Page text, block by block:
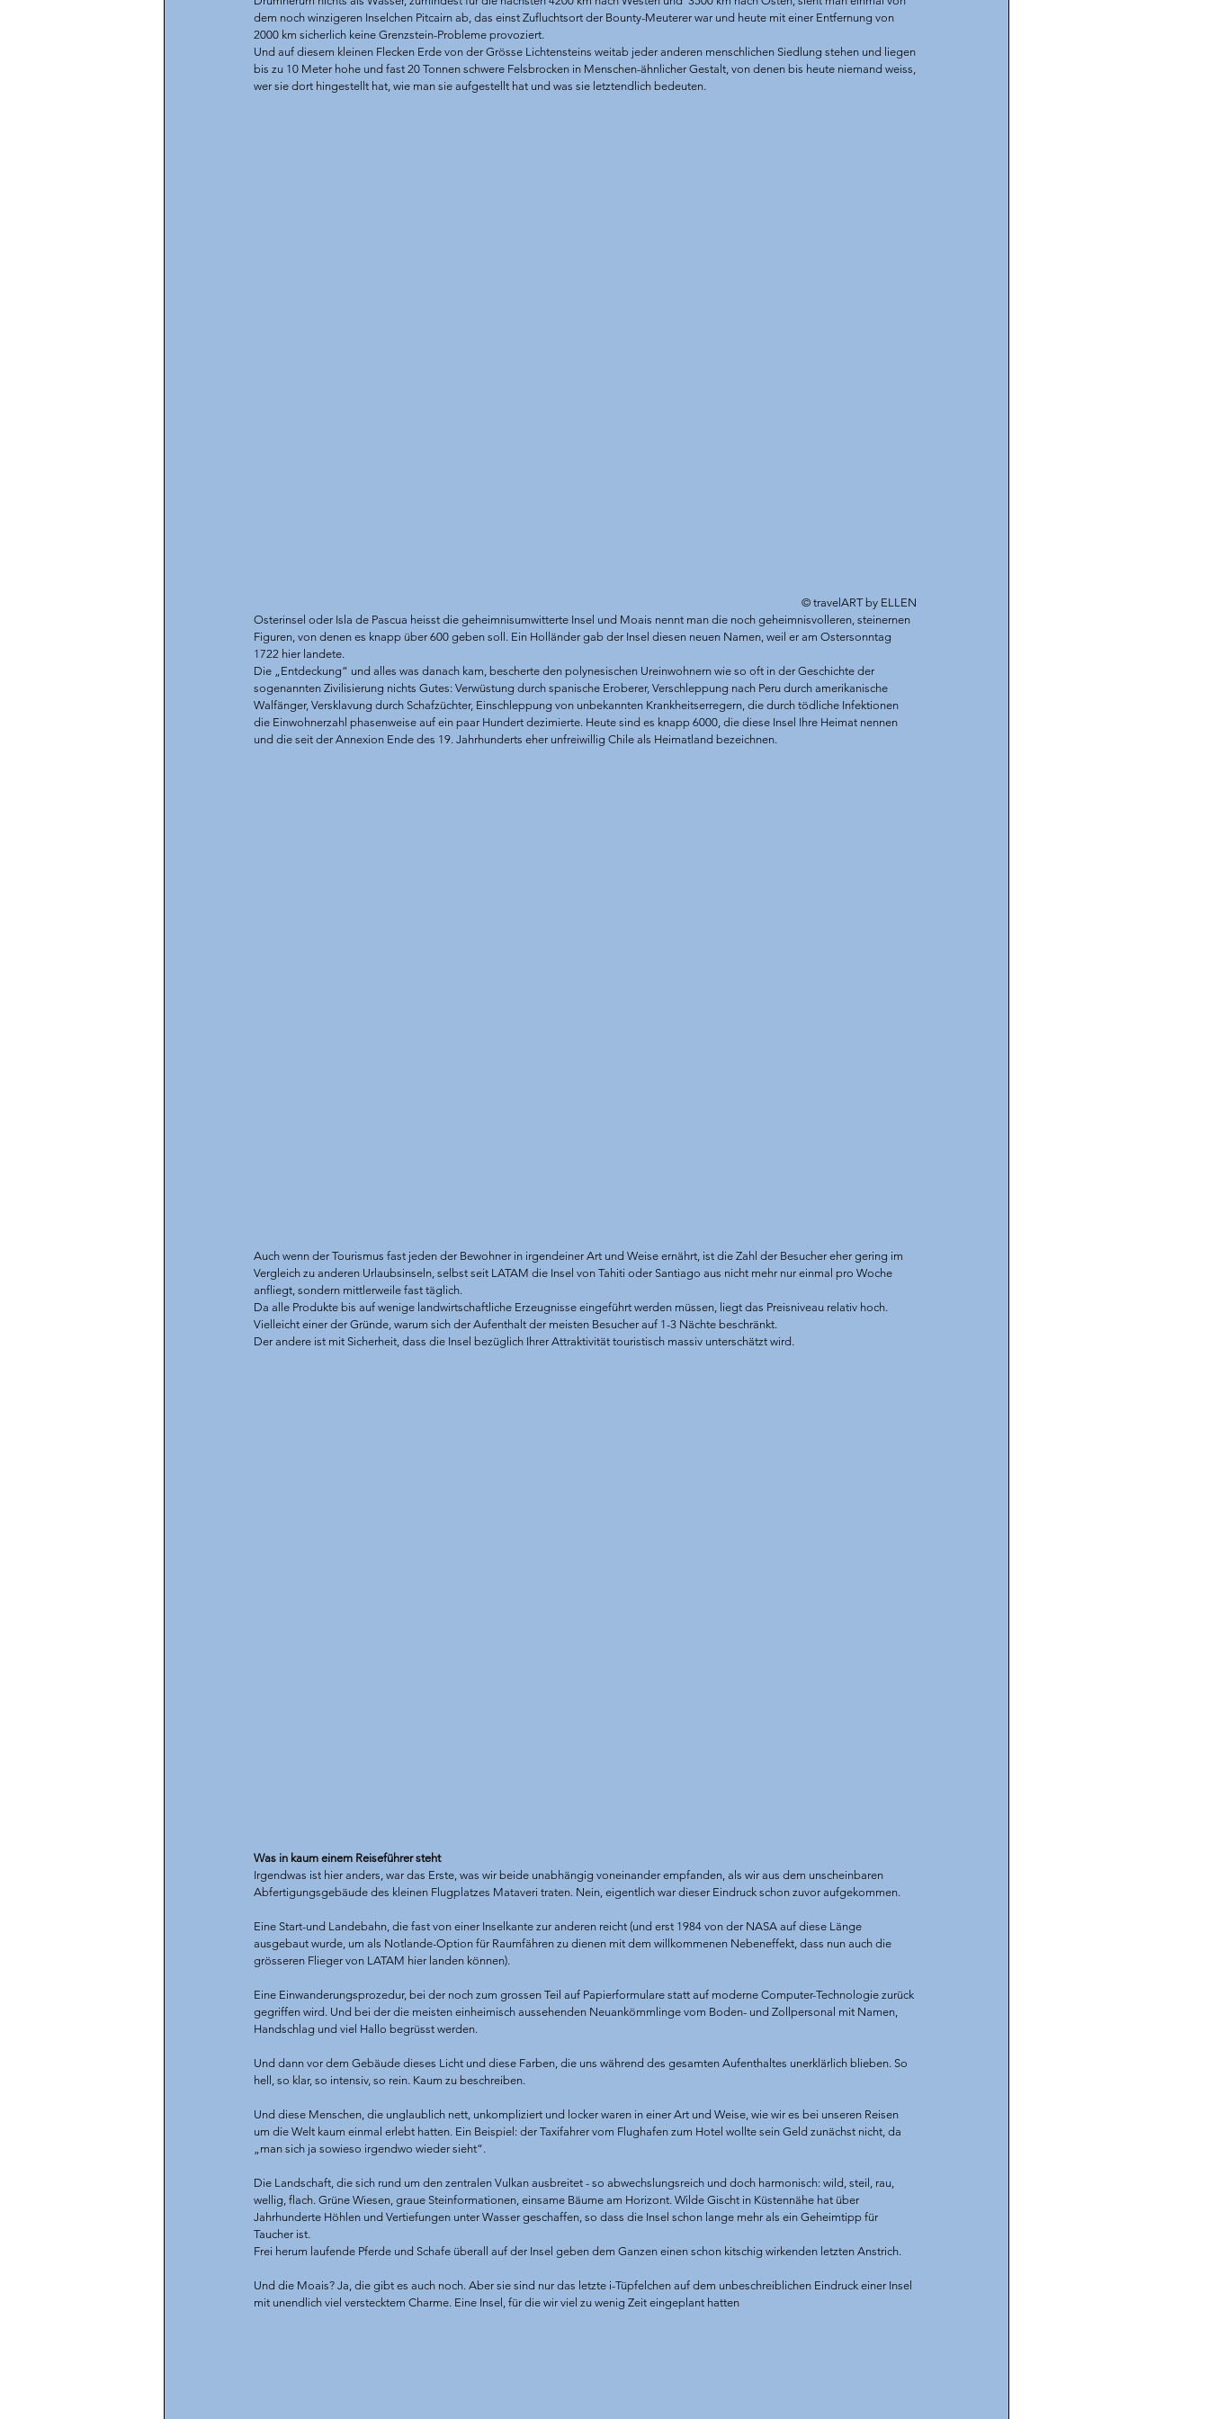
dem noch winzigeren Inselchen Pitcairn ab, das einst Zufluchtsort der Bounty-Meuterer war und heute mit einer Entfernung von
2000 km sicherlich keine Grenzstein-Probleme provoziert.
Und auf diesem kleinen Flecken Erde von der Grösse Lichtensteins weitab jeder anderen menschlichen Siedlung stehen und liegen
bis zu 10 Meter hohe und fast 20 Tonnen schwere Felsbrocken in Menschen-ähnlicher Gestalt, von denen bis heute niemand weiss,
wer sie dort hingestellt hat, wie man sie aufgestellt hat und was sie letztendlich bedeuten.
© travelART by ELLEN
Osterinsel oder Isla de Pascua heisst die geheimnisumwitterte Insel und Moais nennt man die noch geheimnisvolleren, steinernen
Figuren, von denen es knapp über 600 geben soll. Ein Holländer gab der Insel diesen neuen Namen, weil er am Ostersonntag
1722 hier landete.
Die „Entdeckung“ und alles was danach kam, bescherte den polynesischen Ureinwohnern wie so oft in der Geschichte der
sogenannten Zivilisierung nichts Gutes: Verwüstung durch spanische Eroberer, Verschleppung nach Peru durch amerikanische
Walfänger, Versklavung durch Schafzüchter, Einschleppung von unbekannten Krankheitserregern, die durch tödliche Infektionen
die Einwohnerzahl phasenweise auf ein paar Hundert dezimierte. Heute sind es knapp 6000, die diese Insel Ihre Heimat nennen
und die seit der Annexion Ende des 19. Jahrhunderts eher unfreiwillig Chile als Heimatland bezeichnen.
Auch wenn der Tourismus fast jeden der Bewohner in irgendeiner Art und Weise ernährt, ist die Zahl der Besucher eher gering im
Vergleich zu anderen Urlaubsinseln, selbst seit LATAM die Insel von Tahiti oder Santiago aus nicht mehr nur einmal pro Woche
anfliegt, sondern mittlerweile fast täglich.
Da alle Produkte bis auf wenige landwirtschaftliche Erzeugnisse eingeführt werden müssen, liegt das Preisniveau relativ hoch.
Vielleicht einer der Gründe, warum sich der Aufenthalt der meisten Besucher auf 1-3 Nächte beschränkt.
Der andere ist mit Sicherheit, dass die Insel bezüglich Ihrer Attraktivität touristisch massiv unterschätzt wird.
Was in kaum einem Reiseführer steht
Irgendwas ist hier anders, war das Erste, was wir beide unabhängig voneinander empfanden, als wir aus dem unscheinbaren
Abfertigungsgebäude des kleinen Flugplatzes Mataveri traten. Nein, eigentlich war dieser Eindruck schon zuvor aufgekommen.
Eine Start-und Landebahn, die fast von einer Inselkante zur anderen reicht (und erst 1984 von der NASA auf diese Länge
ausgebaut wurde, um als Notlande-Option für Raumfähren zu dienen mit dem willkommenen Nebeneffekt, dass nun auch die
grösseren Flieger von LATAM hier landen können).
Eine Einwanderungsprozedur, bei der noch zum grossen Teil auf Papierformulare statt auf moderne Computer-Technologie zurück
gegriffen wird. Und bei der die meisten einheimisch aussehenden Neuankömmlinge vom Boden- und Zollpersonal mit Namen,
Handschlag und viel Hallo begrüsst werden.
Und dann vor dem Gebäude dieses Licht und diese Farben, die uns während des gesamten Aufenthaltes unerklärlich blieben. So
hell, so klar, so intensiv, so rein. Kaum zu beschreiben.
Und diese Menschen, die unglaublich nett, unkompliziert und locker waren in einer Art und Weise, wie wir es bei unseren Reisen
um die Welt kaum einmal erlebt hatten. Ein Beispiel: der Taxifahrer vom Flughafen zum Hotel wollte sein Geld zunächst nicht, da
„man sich ja sowieso irgendwo wieder sieht“.
Die Landschaft, die sich rund um den zentralen Vulkan ausbreitet - so abwechslungsreich und doch harmonisch: wild, steil, rau,
wellig, flach. Grüne Wiesen, graue Steinformationen, einsame Bäume am Horizont. Wilde Gischt in Küstennähe hat über
Jahrhunderte Höhlen und Vertiefungen unter Wasser geschaffen, so dass die Insel schon lange mehr als ein Geheimtipp für
Taucher ist.
Frei herum laufende Pferde und Schafe überall auf der Insel geben dem Ganzen einen schon kitschig wirkenden letzten Anstrich.
Und die Moais? Ja, die gibt es auch noch. Aber sie sind nur das letzte i-Tüpfelchen auf dem unbeschreiblichen Eindruck einer Insel
mit unendlich viel verstecktem Charme. Eine Insel, für die wir viel zu wenig Zeit eingeplant hatten